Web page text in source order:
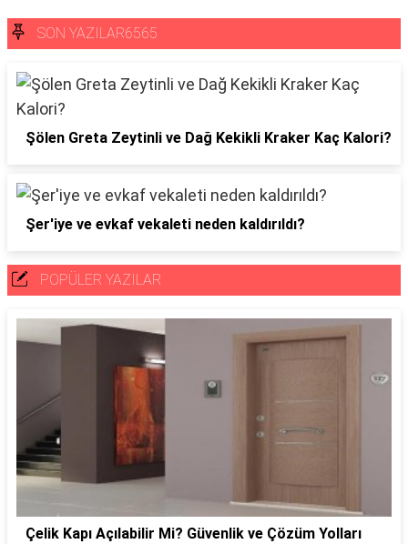
SON YAZILAR6565
Şölen Greta Zeytinli ve Dağ Kekikli Kraker Kaç Kalori?
Şer'iye ve evkaf vekaleti neden kaldırıldı?
POPÜLER YAZILAR
Çelik Kapı Açılabilir Mi? Güvenlik ve Çözüm Yolları